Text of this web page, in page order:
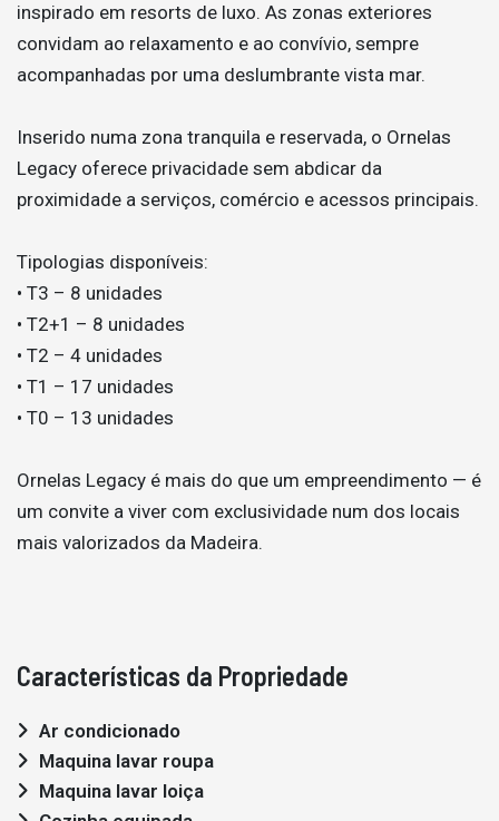
inspirado em resorts de luxo. As zonas exteriores
convidam ao relaxamento e ao convívio, sempre
acompanhadas por uma deslumbrante vista mar.
Inserido numa zona tranquila e reservada, o Ornelas
Legacy oferece privacidade sem abdicar da
proximidade a serviços, comércio e acessos principais.
Tipologias disponíveis:
• T3 – 8 unidades
• T2+1 – 8 unidades
• T2 – 4 unidades
• T1 – 17 unidades
• T0 – 13 unidades
Ornelas Legacy é mais do que um empreendimento — é
um convite a viver com exclusividade num dos locais
mais valorizados da Madeira.
Características da Propriedade
Ar condicionado
Maquina lavar roupa
Maquina lavar loiça